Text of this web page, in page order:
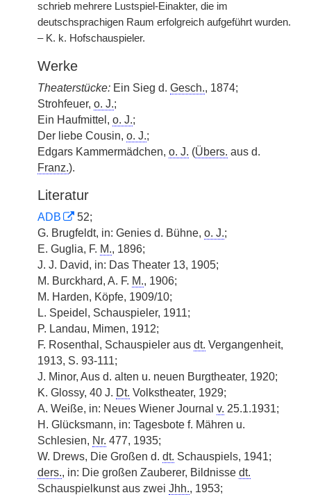
schrieb mehrere Lustspiel-Einakter, die im
deutschsprachigen Raum erfolgreich aufgeführt wurden.
– K. k. Hofschauspieler.
Werke
Theaterstücke: Ein Sieg d. Gesch., 1874;
Strohfeuer, o. J.;
Ein Haufmittel, o. J.;
Der liebe Cousin, o. J.;
Edgars Kammermädchen, o. J. (Übers. aus d.
Franz.).
Literatur
ADB
52;
G. Brugfeldt, in: Genies d. Bühne, o. J.;
E. Guglia, F. M., 1896;
J. J. David, in: Das Theater 13, 1905;
M. Burckhard, A. F. M., 1906;
M. Harden, Köpfe, 1909/10;
L. Speidel, Schauspieler, 1911;
P. Landau, Mimen, 1912;
F. Rosenthal, Schauspieler aus dt. Vergangenheit,
1913, S. 93-111;
J. Minor, Aus d. alten u. neuen Burgtheater, 1920;
K. Glossy, 40 J. Dt. Volkstheater, 1929;
A. Weiße, in: Neues Wiener Journal v. 25.1.1931;
H. Glücksmann, in: Tagesbote f. Mähren u.
Schlesien, Nr. 477, 1935;
W. Drews, Die Großen d. dt. Schauspiels, 1941;
ders., in: Die großen Zauberer, Bildnisse dt.
Schauspielkunst aus zwei Jhh., 1953;